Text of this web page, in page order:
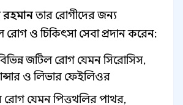
রহমানতার রোগীদের জন্য
রোগ ও চিকিৎসা সেবা প্রদান করেন:
জটিল রোগ যেমন সিরোসিস,
ও লিভার ফেইলিওর
রোগ যেমন পিত্তথলির পাথর,